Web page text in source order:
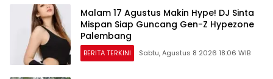
Malam 17 Agustus Makin Hype! DJ Sinta
Mispan Siap Guncang Gen-Z Hypezone
Palembang
BERITA TERKINI Sabtu, Agustus 8 2026 18:06 WIB